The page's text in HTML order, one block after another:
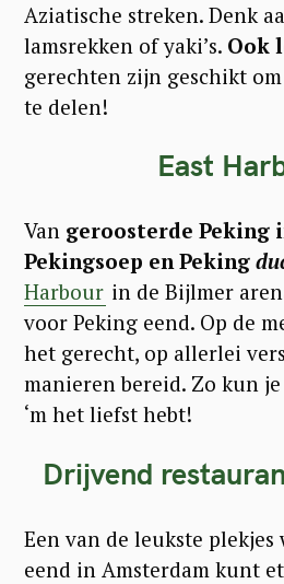
Aziatische streken. Denk
lamsrekken of yaki’s. Ook
gerechten zijn geschikt
te delen!
East
Van geroosterde Peking
Pekingsoep en Peking
Harbour in de Bijlmer
voor Peking eend. Op de
het gerecht, op allerlei
manieren bereid. Zo kun
‘m het liefst hebt!
Drijvend
Een van de leukste plekjes
eend in Amsterdam kunt